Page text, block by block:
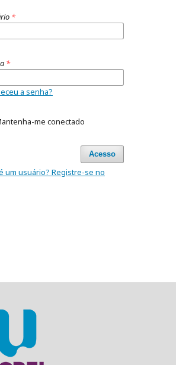
*
*
a senha?
me conectado
Acesso
um usuário? Registre-se no